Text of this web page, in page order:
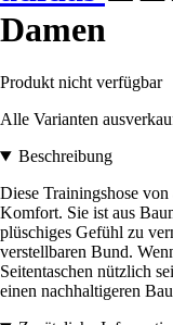
Damen
Produkt nicht verfügbar
Alle Varianten
Beschreibung
Diese Trainingshose
Komfort. Sie ist aus
plüschiges Gefühl zu
verstellbaren Bund.
Seitentaschen nützlich
einen nachhaltigeren